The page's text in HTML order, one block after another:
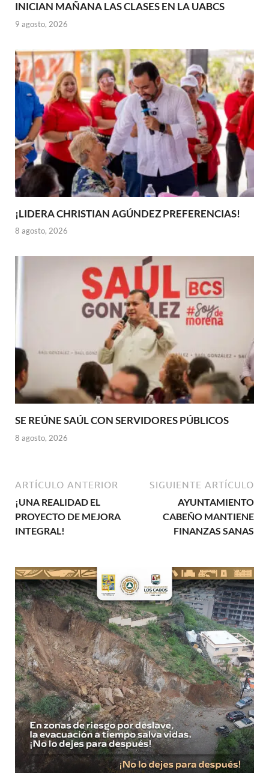
INICIAN MAÑANA LAS CLASES EN LA UABCS
9 agosto, 2026
¡LIDERA CHRISTIAN AGÚNDEZ PREFERENCIAS!
8 agosto, 2026
SE REÚNE SAÚL CON SERVIDORES PÚBLICOS
8 agosto, 2026
ARTÍCULO ANTERIOR
¡UNA REALIDAD EL
PROYECTO DE MEJORA
INTEGRAL!
SIGUIENTE ARTÍCULO
AYUNTAMIENTO
CABEÑO MANTIENE
FINANZAS SANAS